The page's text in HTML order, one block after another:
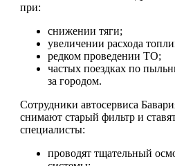
при:
снижении тяги;
увеличении расхода
редком проведении ТО;
частых поездках по
за городом.
Сотрудники автосервиса
снимают старый фильтр и
специалисты:
проводят тщательный